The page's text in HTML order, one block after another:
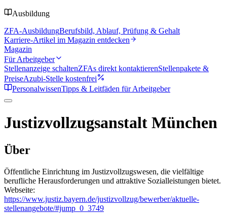
Ausbildung
ZFA-AusbildungBerufsbild, Ablauf, Prüfung & Gehalt
Karriere-Artikel im Magazin entdecken
Magazin
Für Arbeitgeber
Stellenanzeige schaltenZFAs direkt kontaktierenStellenpakete &
PreiseAzubi-Stelle kostenfrei
PersonalwissenTipps & Leitfäden für Arbeitgeber
Justizvollzugsanstalt München
Über
Öffentliche Einrichtung im Justizvollzugswesen, die vielfältige
berufliche Herausforderungen und attraktive Sozialleistungen bietet.
Webseite:
https://www.justiz.bayern.de/justizvollzug/bewerber/aktuelle-
stellenangebote/#jump_0_3749